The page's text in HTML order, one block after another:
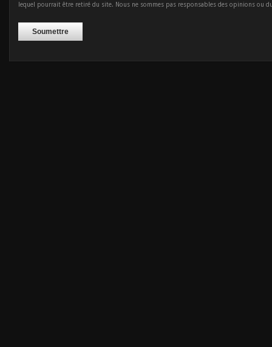
lequel pourrait être retiré du site. Nous ne sommes pas responsables des opinions ou